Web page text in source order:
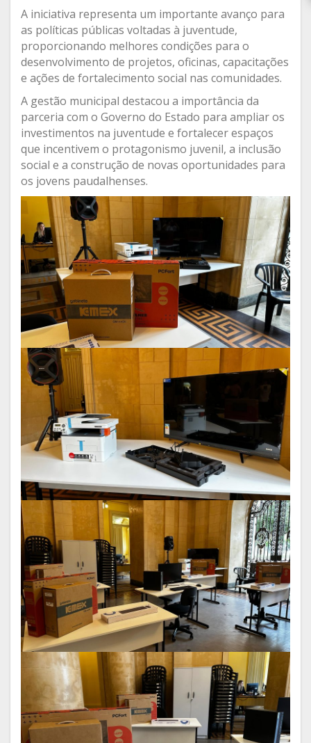
A iniciativa representa um importante avanço para
as políticas públicas voltadas à juventude,
proporcionando melhores condições para o
desenvolvimento de projetos, oficinas, capacitações
e ações de fortalecimento social nas comunidades.
A gestão municipal destacou a importância da
parceria com o Governo do Estado para ampliar os
investimentos na juventude e fortalecer espaços
que incentivem o protagonismo juvenil, a inclusão
social e a construção de novas oportunidades para
os jovens paudalhenses.